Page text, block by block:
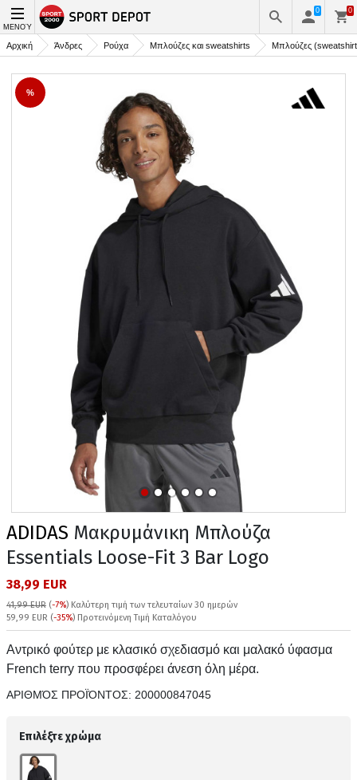
ΜΕΝΟΎ
0 0
Αρχική Άνδρες Ρούχα Μπλούζες και sweatshirts Μπλούζες
%
ADIDAS Μακρυμάνικη Μπλούζα
Essentials Loose-Fit 3 Bar Logo
38,99 EUR
41,99 EUR (-7%) Καλύτερη τιμή των τελευταίων 30 ημερών
59,99 EUR (-35%) Προτεινόμενη Τιμή Καταλόγου
Αντρικό φούτερ με κλασικό σχεδιασμό και μαλακό ύφασμα
French terry που προσφέρει άνεση όλη μέρα.
ΑΡΙΘΜΌΣ ΠΡΟΪΌΝΤΟΣ: 200000847045
Επιλέξτε χρώμα